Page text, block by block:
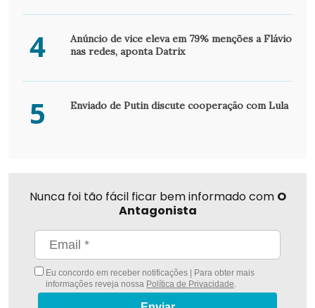
4
Anúncio de vice eleva em 79% menções a Flávio
nas redes, aponta Datrix
5 Enviado de Putin discute cooperação com Lula
Nunca foi tão fácil ficar bem informado com O
Antagonista
Eu concordo em receber notificações | Para obter mais
informações reveja nossa Política de Privacidade.